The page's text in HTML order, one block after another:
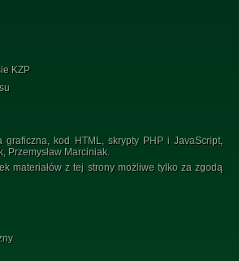
KZP
graficzna, kod HTML, skrypty PHP i JavaScript,
Przemysław Marciniak.
materiałów z tej strony możliwe tylko za zgodą